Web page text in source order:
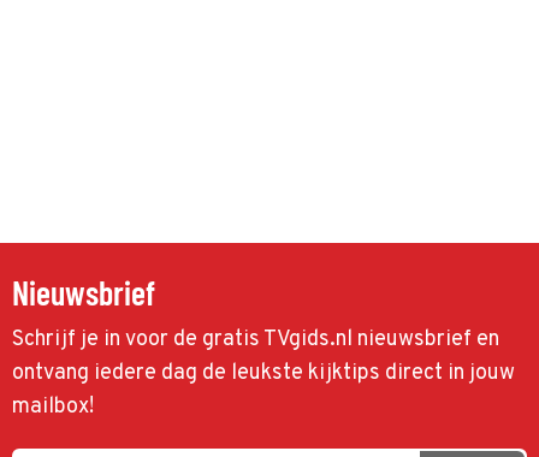
Nieuwsbrief
Schrijf je in voor de gratis TVgids.nl nieuwsbrief en
ontvang iedere dag de leukste kijktips direct in jouw
mailbox!